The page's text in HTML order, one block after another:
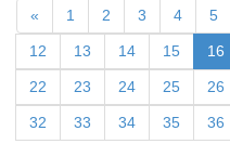
« 1 2 3 4 5
12 13 14 15 16
22 23 24 25 26
32 33 34 35 36